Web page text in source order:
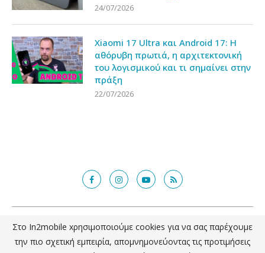
24/07/2026
Xiaomi 17 Ultra και Android 17: Η
αθόρυβη πρωτιά, η αρχιτεκτονική
του λογισμικού και τι σημαίνει στην
πράξη
22/07/2026
@2018 - in2mobile.gr. All Right Reserved. Designed and developed by
mcde.gr
Στο In2mobile xρησιμοποιούμε cookies για να σας παρέχουμε
την πιο σχετική εμπειρία, απομνημονεύοντας τις προτιμήσεις